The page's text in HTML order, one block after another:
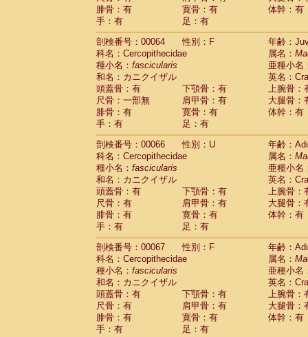
腓骨：有
寛骨：有
体幹：有
手：有
足：有
剖検番号：00064
性別：F
年齢：
科名：Cercopithecidae
属名：
種小名： fascicularis
亜種小名
和名：カニクイザル
英名：
頭蓋骨：有
下顎骨：有
上腕骨：
尺骨：一部無
肩甲骨：有
大腿骨：
腓骨：有
寛骨：有
体幹：有
手：有
足：有
剖検番号：00066
性別：U
年齢：
科名：Cercopithecidae
属名：
種小名： fascicularis
亜種小名
和名：カニクイザル
英名：
頭蓋骨：有
下顎骨：有
上腕骨：
尺骨：有
肩甲骨：有
大腿骨：
腓骨：有
寛骨：有
体幹：有
手：有
足：有
剖検番号：00067
性別：F
年齢：
科名：Cercopithecidae
属名：
種小名： fascicularis
亜種小名
和名：カニクイザル
英名：
頭蓋骨：有
下顎骨：有
上腕骨：
尺骨：有
肩甲骨：有
大腿骨：
腓骨：有
寛骨：有
体幹：有
手：有
足：有